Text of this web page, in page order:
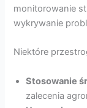
monitorowanie
wykrywanie
Niektóre
Stosowanie
zalecenia